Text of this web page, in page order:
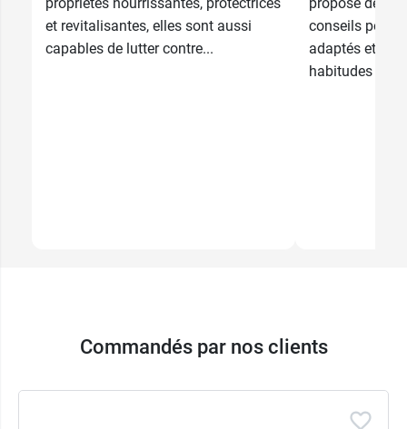
et revitalisantes, elles sont aussi
capables de lutter contre...
conseils pour
adaptés et
habitudes au
Commandés par nos clients